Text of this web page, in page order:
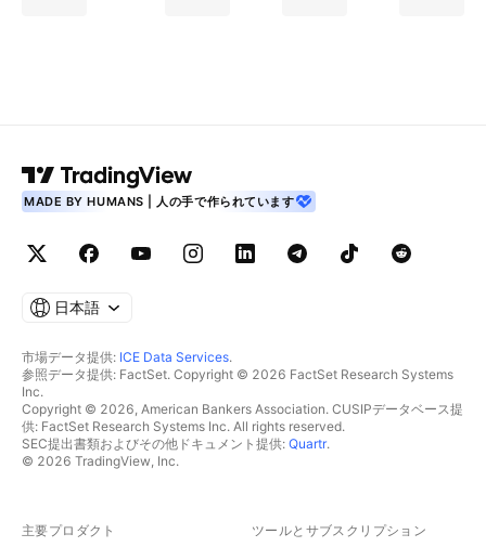
MADE BY HUMANS | 人の手で作られています
日本語
市場データ提供: ICE Data Services.
参照データ提供: FactSet. Copyright © 2026 FactSet Research Systems
Inc.
Copyright © 2026, American Bankers Association. CUSIPデータベース提
供: FactSet Research Systems Inc. All rights reserved.
SEC提出書類およびその他ドキュメント提供: Quartr.
© 2026 TradingView, Inc.
主要プロダクト ツールとサブスクリプション